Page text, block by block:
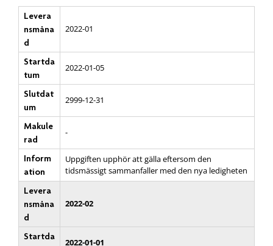
Levera
nsmåna
d
2022-01
Startda
tum
2022-01-05
Slutdat
um
2999-12-31
Makule
rad
-
Inform
ation
Uppgiften upphör att gälla eftersom den
tidsmässigt sammanfaller med den nya ledigheten
Levera
nsmåna
d
2022-02
Startda
2022-01-01